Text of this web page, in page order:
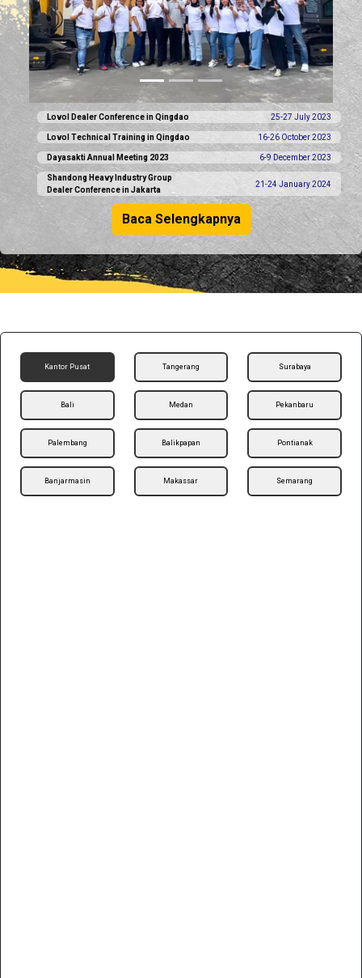
Lovol Dealer Conference in Qingdao 25-27 July 2023
Lovol Technical Training in Qingdao 16-26 October 2023
Dayasakti Annual Meeting 2023 6-9 December 2023
Shandong Heavy Industry Group
Dealer Conference in Jakarta
21-24 January 2024
Baca Selengkapnya
Kantor Pusat Tangerang Surabaya
Bali Medan Pekanbaru
Palembang Balikpapan Pontianak
Banjarmasin Makassar Semarang